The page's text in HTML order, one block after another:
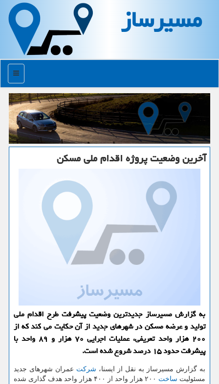
مسیرساز
منو
آخرین وضعیت پروژه اقدام ملی مسكن
به گزارش مسیرساز جدیدترین وضعیت پیشرفت طرح اقدام ملی
تولید و عرضه مسكن در شهرهای جدید از آن حكایت می كند كه از
۲۰۰ هزار واحد تعریفی، عملیات اجرایی ۷۰ هزار و ۸۹ واحد با
پیشرفت حدود ۱۵ درصد شروع شده است.
به گزارش مسیرساز به نقل از ایسنا، شركت عمران شهرهای جدید
مسئولیت ساخت
۲۰۰ هزار واحد از ۴۰۰ هزار واحد هدف گذاری شده